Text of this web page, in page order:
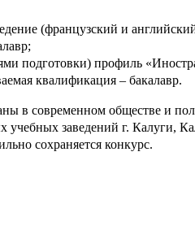
(французский и
подготовки) профиль
квалификация – бакалавр.
в современном обществе и
учебных заведений г. Калуги,
сохраняется конкурс.